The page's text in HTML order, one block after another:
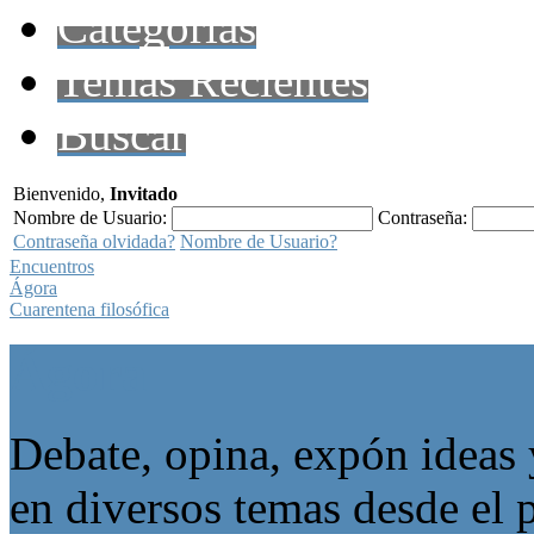
Categorías
Temas Recientes
Buscar
Bienvenido, Invitado
Nombre de Usuario:
Contraseña:
Contraseña olvidada? Nombre de Usuario?
Encuentros
Ágora
Cuarentena filosófica
Debate, opina, expón
en diversos temas desde